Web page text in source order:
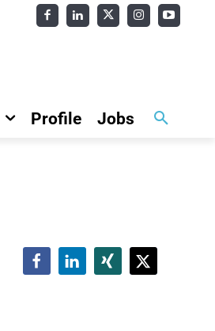
Profile Jobs